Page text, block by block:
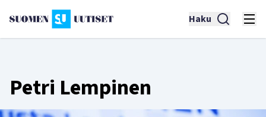
Haku
Petri Lempinen